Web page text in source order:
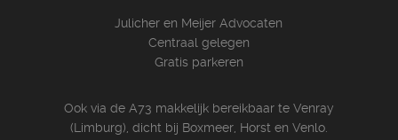
Julicher en Meijer Advocaten
Centraal gelegen
Gratis parkeren
Ook via de A73 makkelijk bereikbaar te Venray
(Limburg), dicht bij Boxmeer, Horst en Venlo.